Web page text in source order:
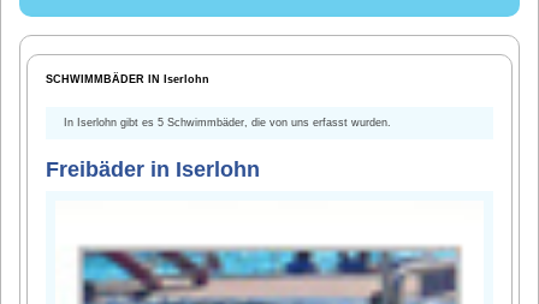
SCHWIMMBÄDER IN Iserlohn
In Iserlohn gibt es 5 Schwimmbäder, die von uns erfasst wurden.
Freibäder in Iserlohn